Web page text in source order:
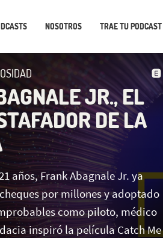
NOSOTROS TRAE TU PODCAST
JR., EL
DE LA
años, Frank Abagnale Jr. ya
por millones y adoptado
como piloto, médico
inspiró la película Catch Me